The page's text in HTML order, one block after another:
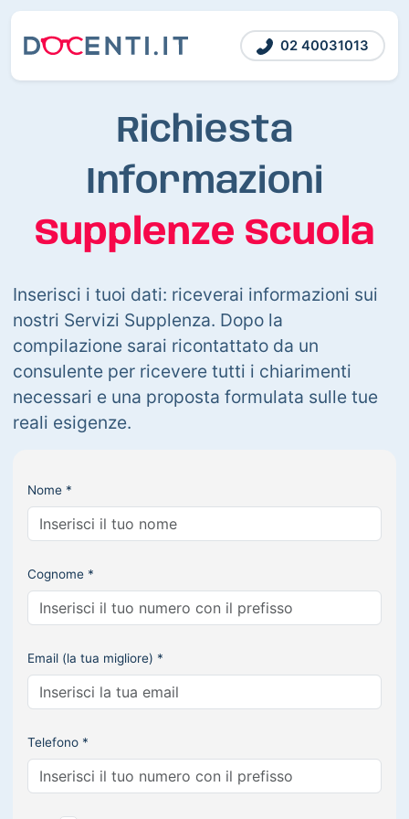
02 40031013
Richiesta
Informazioni
Supplenze Scuola
Inserisci i tuoi dati: riceverai informazioni sui
nostri Servizi Supplenza. Dopo la
compilazione sarai ricontattato da un
consulente per ricevere tutti i chiarimenti
necessari e una proposta formulata sulle tue
reali esigenze.
Nome *
Cognome *
Email (la tua migliore) *
Telefono *